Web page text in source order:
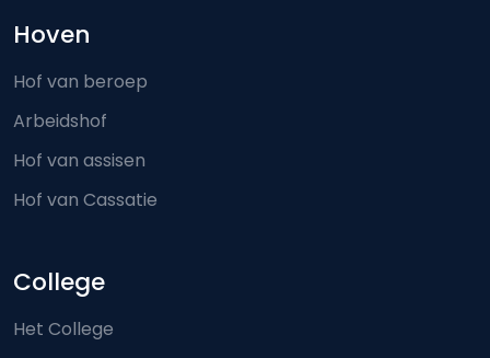
Hoven
Hof van beroep
Arbeidshof
Hof van assisen
Hof van Cassatie
College
Het College